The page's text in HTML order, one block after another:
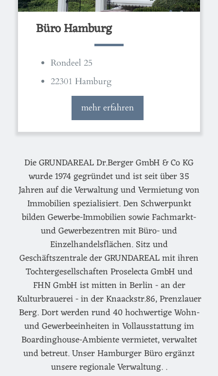
Büro Hamburg
Rondeel 25
22301 Hamburg
mehr erfahren
Die GRUNDAREAL Dr.Berger GmbH & Co KG
wurde 1974 gegründet und ist seit über 35
Jahren auf die Verwaltung und Vermietung von
Immobilien spezialisiert. Den Schwerpunkt
bilden Gewerbe-Immobilien sowie Fachmarkt-
und Gewerbezentren mit Büro- und
Einzelhandelsflächen. Sitz und
Geschäftszentrale der GRUNDAREAL mit ihren
Tochtergesellschaften Proselecta GmbH und
FHN GmbH ist mitten in Berlin - an der
Kulturbrauerei - in der Knaackstr.86, Prenzlauer
Berg. Dort werden rund 40 hochwertige Wohn-
und Gewerbeeinheiten in Vollausstattung im
Boardinghouse-Ambiente vermietet, verwaltet
und betreut. Unser Hamburger Büro ergänzt
unsere regionale Verwaltung. .